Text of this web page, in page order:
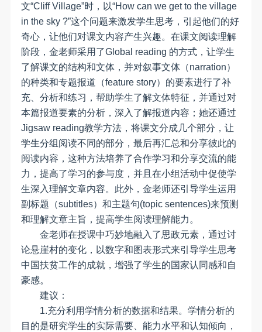
文“Cliff Village”时，以“How can we get to the village
in the sky ?”这个问题来激发学生思考，引起他们的好
奇心，让他们对课文内容产生兴趣。在课文阅读理解
阶段，金老师采用了Global reading 的方式，让学生
了解课文的结构和文体，并对叙事文体（narration）
的种类和专题报道（feature story）的要素进行了补
充、分析和练习，帮助学生了解文体特征，并通过对
本篇报道要素的分析，深入了解报道内容；她还通过
Jigsaw reading教学方法，将课文分成几个部分，让
学生分组阅读不同的部分，最后再汇总和分享彼此的
阅读内容，这种方法培养了合作学习和分享交流的能
力，提高了学习的参与度，并且在小组活动中促使学
生深入理解文章内容。此外，金老师还引导学生运用
副标题（subtitles）和主题句(topic sentences)来预测
和理解文章主旨，提高学生阅读理解能力。
金老师在授课中巧妙地融入了思政元素，通过讨
论悬崖村的变化，以数字和图表形式来引导学生思考
中国扶贫工作的成就，增强了学生的国家认同感和自
豪感。
建议：
1.充分利用学情分析的数据和结果。学情分析的
目的是研究学生的实际需要、能力水平和认知倾向，